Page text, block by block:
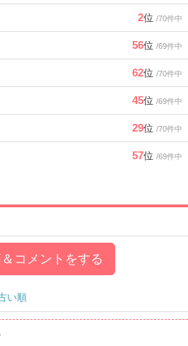
2位 /70件中
56位 /69件中
62位 /70件中
45位 /69件中
29位 /70件中
57位 /69件中
コメントをする
い順